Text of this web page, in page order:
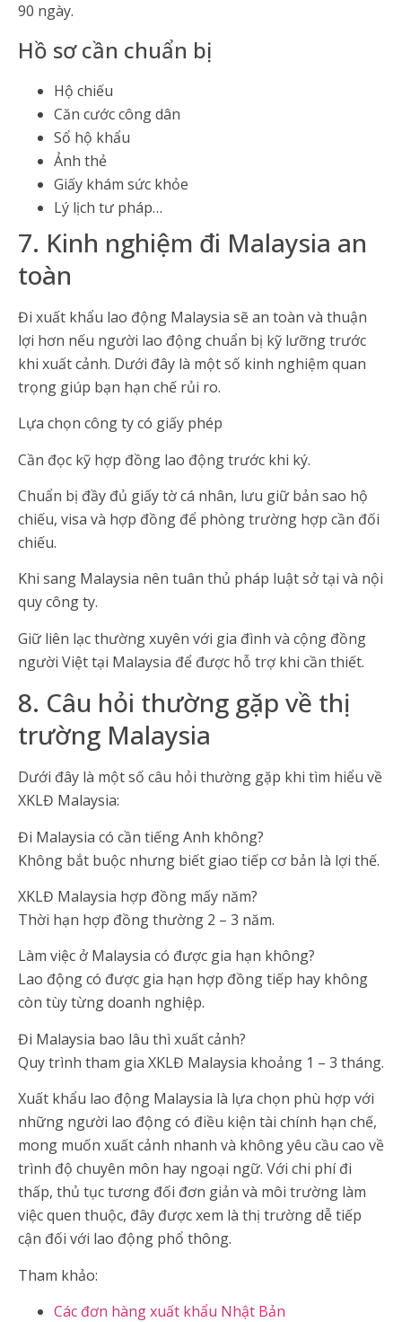
90 ngày.
Hồ sơ cần chuẩn bị
Hộ chiếu
Căn cước công dân
Sổ hộ khẩu
Ảnh thẻ
Giấy khám sức khỏe
Lý lịch tư pháp…
7. Kinh nghiệm đi Malaysia an
toàn
Đi xuất khẩu lao động Malaysia sẽ an toàn và thuận
lợi hơn nếu người lao động chuẩn bị kỹ lưỡng trước
khi xuất cảnh. Dưới đây là một số kinh nghiệm quan
trọng giúp bạn hạn chế rủi ro.
Lựa chọn công ty có giấy phép
Cần đọc kỹ hợp đồng lao động trước khi ký.
Chuẩn bị đầy đủ giấy tờ cá nhân, lưu giữ bản sao hộ
chiếu, visa và hợp đồng để phòng trường hợp cần đối
chiếu.
Khi sang Malaysia nên tuân thủ pháp luật sở tại và nội
quy công ty.
Giữ liên lạc thường xuyên với gia đình và cộng đồng
người Việt tại Malaysia để được hỗ trợ khi cần thiết.
8. Câu hỏi thường gặp về thị
trường Malaysia
Dưới đây là một số câu hỏi thường gặp khi tìm hiểu về
XKLĐ Malaysia:
Đi Malaysia có cần tiếng Anh không?
Không bắt buộc nhưng biết giao tiếp cơ bản là lợi thế.
XKLĐ Malaysia hợp đồng mấy năm?
Thời hạn hợp đồng thường 2 – 3 năm.
Làm việc ở Malaysia có được gia hạn không?
Lao động có được gia hạn hợp đồng tiếp hay không
còn tùy từng doanh nghiệp.
Đi Malaysia bao lâu thì xuất cảnh?
Quy trình tham gia XKLĐ Malaysia khoảng 1 – 3 tháng.
Xuất khẩu lao động Malaysia là lựa chọn phù hợp với
những người lao động có điều kiện tài chính hạn chế,
mong muốn xuất cảnh nhanh và không yêu cầu cao về
trình độ chuyên môn hay ngoại ngữ. Với chi phí đi
thấp, thủ tục tương đối đơn giản và môi trường làm
việc quen thuộc, đây được xem là thị trường dễ tiếp
cận đối với lao động phổ thông.
Tham khảo:
Các đơn hàng xuất khẩu Nhật Bản